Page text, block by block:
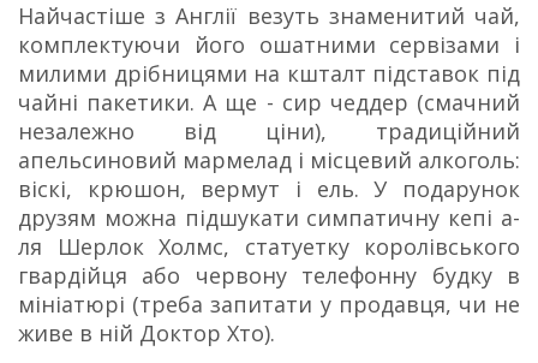
Найчастіше з Англії везуть знаменитий чай,
комплектуючи його ошатними сервізами і
милими дрібницями на кшталт підставок під
чайні пакетики. А ще - сир чеддер (смачний
незалежно від ціни), традиційний
апельсиновий мармелад і місцевий алкоголь:
віскі, крюшон, вермут і ель. У подарунок
друзям можна підшукати симпатичну кепі а-
ля Шерлок Холмс, статуетку королівського
гвардійця або червону телефонну будку в
мініатюрі (треба запитати у продавця, чи не
живе в ній Доктор Хто).